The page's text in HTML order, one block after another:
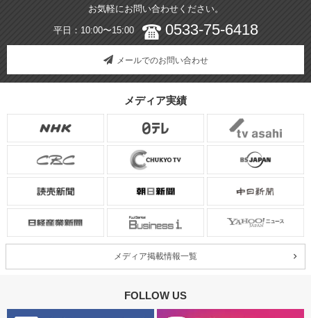
お気軽にお問い合わせください。
平日：10:00〜15:00 0533-75-6418
メールでのお問い合わせ
メディア実績
メディア掲載情報一覧
FOLLOW US